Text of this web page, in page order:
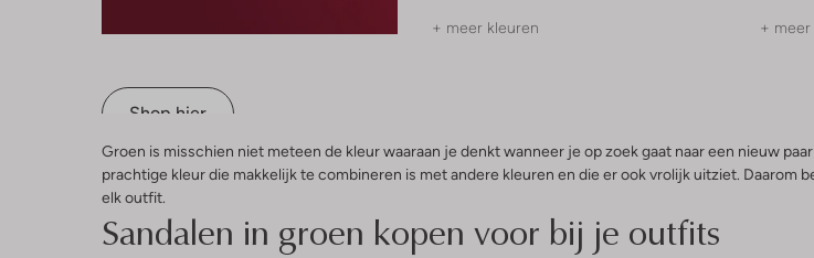
Shop hier
+ meer kleuren + meer
Groen is misschien niet meteen de kleur waaraan je denkt wanneer je op zoek gaat naar een nieuw
prachtige kleur die makkelijk te combineren is met andere kleuren en die er ook vrolijk uitziet. Daarom
elk outfit.
Sandalen in groen kopen voor bij je outfits